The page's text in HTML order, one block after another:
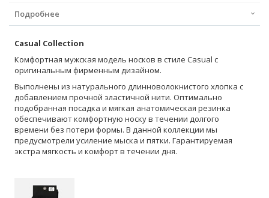
Подробнее
Casual Collection
Комфортная мужская модель носков в стиле Casual с
оригинальным фирменным дизайном.
Выполнены из натурального длинноволокнистого хлопка с
добавлением прочной эластичной нити. Оптимально
подобранная посадка и мягкая анатомическая резинка
обеспечивают комфортную носку в течении долгого
времени без потери формы. В данной коллекции мы
предусмотрели усиление мыска и пятки. Гарантируемая
экстра мягкость и комфорт в течении дня.